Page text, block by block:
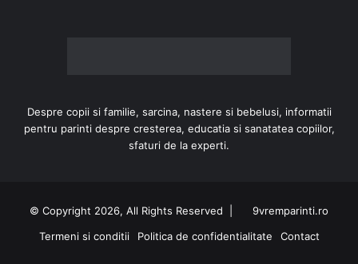
Despre copii si familie, sarcina, nastere si bebelusi, informatii
pentru parinti despre cresterea, educatia si sanatatea copiilor,
sfaturi de la experti.
© Copyright 2026, All Rights Reserved |
9vremparinti.ro
Termeni si conditii
Politica de confidentialitate Contact